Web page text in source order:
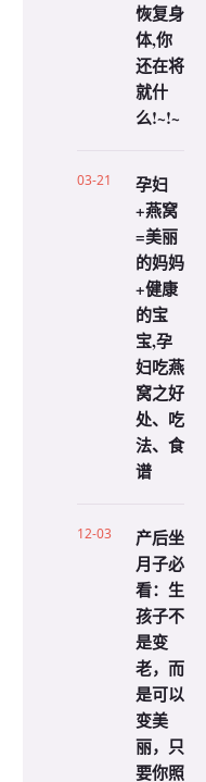
恢复身
体,你
还在将
就什
么!~!~
03-21
孕妇
+燕窝
=美丽
的妈妈
+健康
的宝
宝,孕
妇吃燕
窝之好
处、吃
法、食
谱
12-03
产后坐
月子必
看：生
孩子不
是变
老，而
是可以
变美
丽，只
要你照